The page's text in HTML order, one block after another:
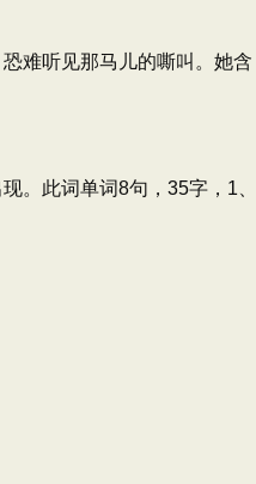
难听见那马儿的嘶叫。她含
。此词单词8句，35字，1、